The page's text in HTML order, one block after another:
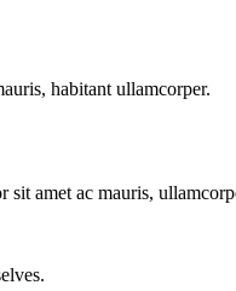
habitant ullamcorper.
amet ac mauris,